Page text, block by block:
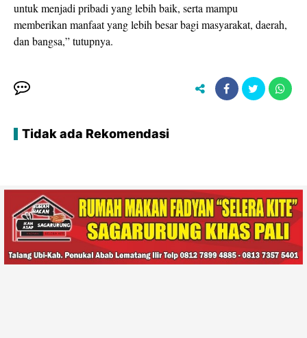
untuk menjadi pribadi yang lebih baik, serta mampu
memberikan manfaat yang lebih besar bagi masyarakat, daerah,
dan bangsa,” tutupnya.
Tidak ada Rekomendasi